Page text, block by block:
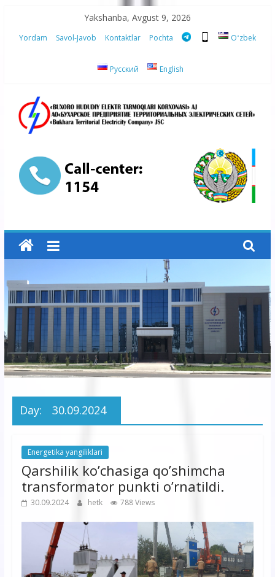
content
Yakshanba, Avgust 9, 2026
Yordam Savol-Javob Kontaktlar Pochta Oʻzbek
Русский English
“Buxoro
hududiy
elektr
tarmoqlari
korxonasi”
AJ
“Buxoro
hududiy
korxonasi”
Day: 30.09.2024
Energetika yangiliklari
Qarshilik ko’chasiga qo’shimcha
transformator punkti o’rnatildi.
30.09.2024 hetk 788 Views